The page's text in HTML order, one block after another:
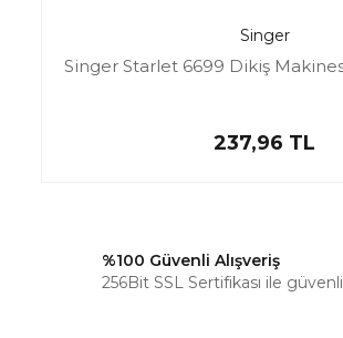
Singer
Singer Starlet 6699 Dikiş
237,96 TL
%100 Güvenli Alışveriş
256Bit SSL Sertifikası ile güvenli